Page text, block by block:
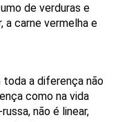
de verduras e
a carne vermelha e
a diferença não
como na vida
não é linear,